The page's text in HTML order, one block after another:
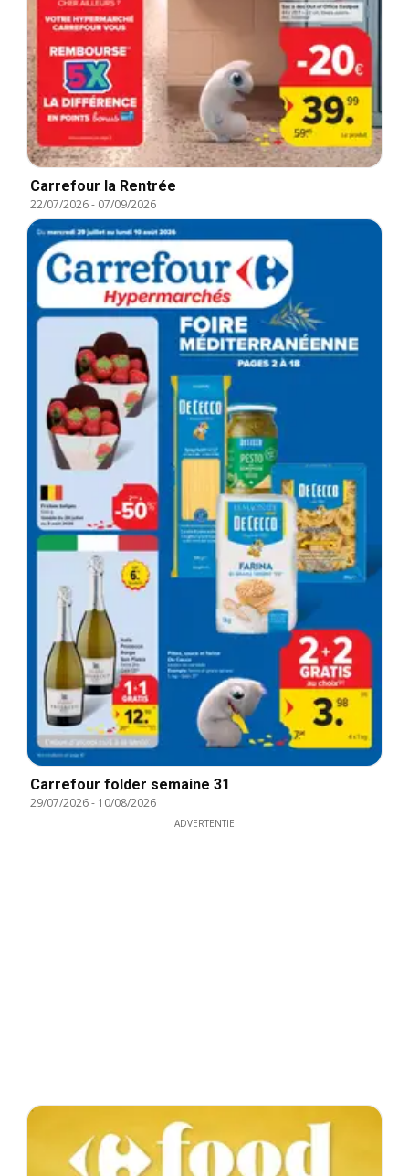
Carrefour la Rentrée
22/07/2026- 07/09/2026
Carrefour folder semaine 31
29/07/2026- 10/08/2026
ADVERTENTIE